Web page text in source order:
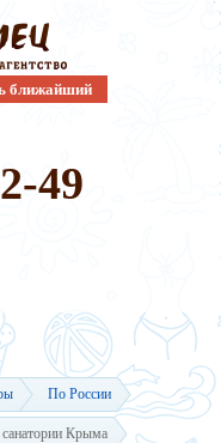
ближайший
49
По России
Крыма